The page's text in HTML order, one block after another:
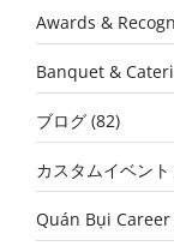
Awards &
Banquet &
ブログ (82)
カスタムイベント
Quán Bụi Career